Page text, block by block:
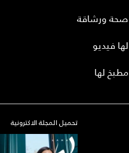
صحة ورشاقة
لها فيديو
مطبخ لها
تحميل المجلة الاكترونية